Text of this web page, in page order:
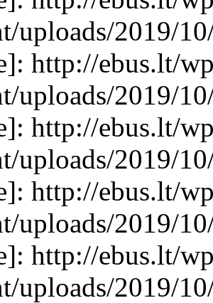
uploads/2019/
http://ebus.lt/
uploads/2019/
http://ebus.lt/
uploads/2019/
http://ebus.lt/
uploads/2019/
http://ebus.lt/
uploads/2019/